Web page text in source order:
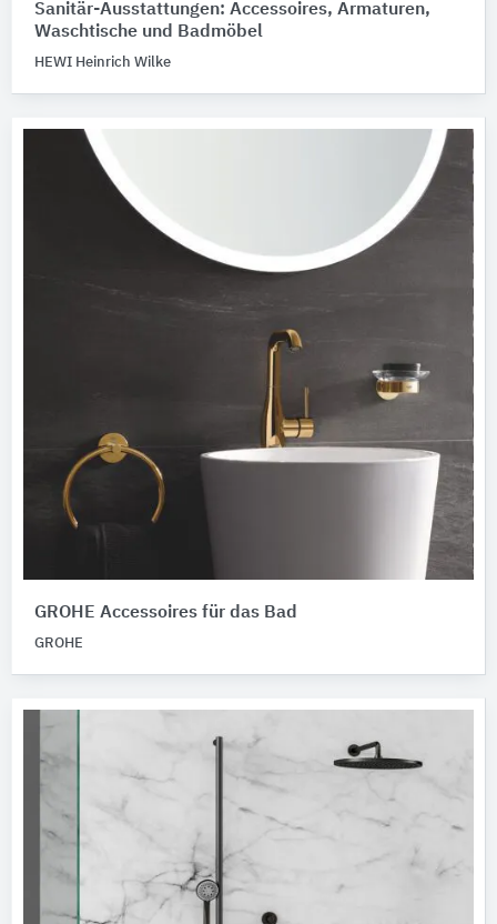
Sanitär-Ausstattungen: Accessoires, Armaturen,
Waschtische und Badmöbel
HEWI Heinrich Wilke
GROHE Accessoires für das Bad
GROHE